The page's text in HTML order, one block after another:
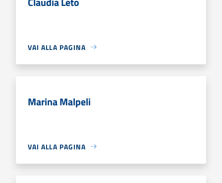
VAI ALLA PAGINA
Marina Malpeli
VAI ALLA PAGINA